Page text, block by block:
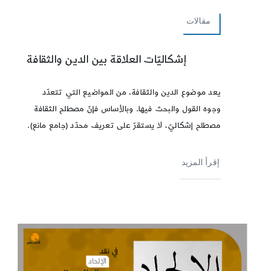
مقالات
إشكاليّات العلاقة بين الدين والثقافة
يعد موضوع الدين والثقافة، من المواضيع التي تتعدّد
وجوه القول والبحث فيها. وبالأساس فإنّ مصطلح الثقافة
مصطلح إشكاليّ، لا يستقرّ على تعريف محدّد (جامع مانع).
إقرأ المزيد